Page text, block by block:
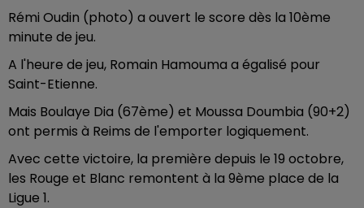
Rémi Oudin (photo) a ouvert le score dès la 10ème
minute de jeu.
A l'heure de jeu, Romain Hamouma a égalisé pour
Saint-Etienne.
Mais Boulaye Dia (67ème) et Moussa Doumbia (90+2)
ont permis à Reims de l'emporter logiquement.
Avec cette victoire, la première depuis le 19 octobre,
les Rouge et Blanc remontent à la 9ème place de la
Ligue 1.